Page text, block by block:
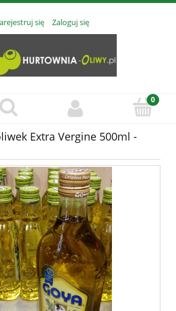
się Zaloguj się
Extra Vergine 500ml -